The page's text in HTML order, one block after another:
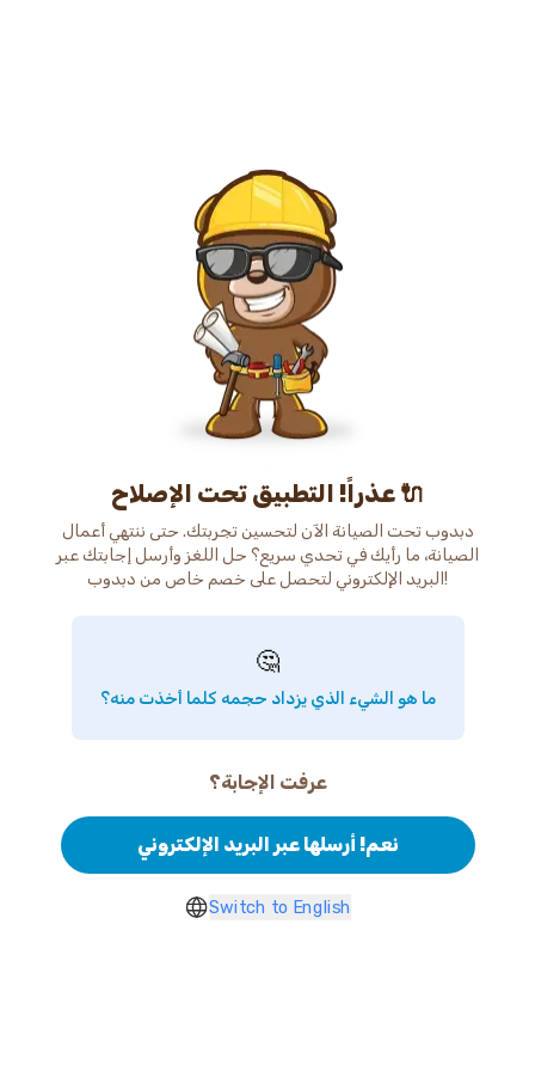
عذراً! التطبيق تحت الإصلاح 🔌
دبدوب تحت الصيانة الآن لتحسين تجربتك. حتى ننتهي أعمال
الصيانة، ما رأيك في تحدي سريع؟ حل اللغز وأرسل إجابتك عبر
البريد الإلكتروني لتحصل على خصم خاص من دبدوب!
🤔
ما هو الشيء الذي يزداد حجمه كلما أخذت منه؟
عرفت الإجابة؟
نعم! أرسلها عبر البريد الإلكتروني
Switch to English